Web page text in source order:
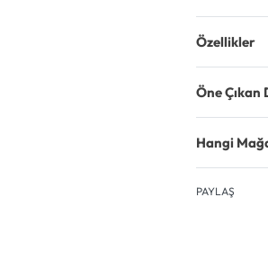
Özellikler
Öne
Hangi
PAYLAŞ